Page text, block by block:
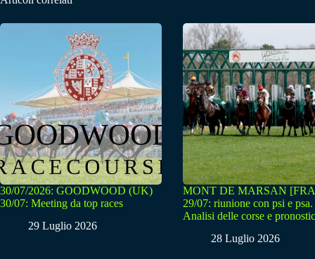
30/07/2026: GOODWOOD (UK)
30/07: Meeting da top races
29 Luglio 2026
MONT DE MARSAN
29/07: riunione con psi e psa.
Analisi delle corse e
28 Luglio 2026